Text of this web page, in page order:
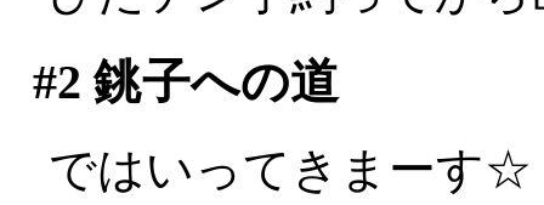
#2 銚子への道
ではいってきまーす☆